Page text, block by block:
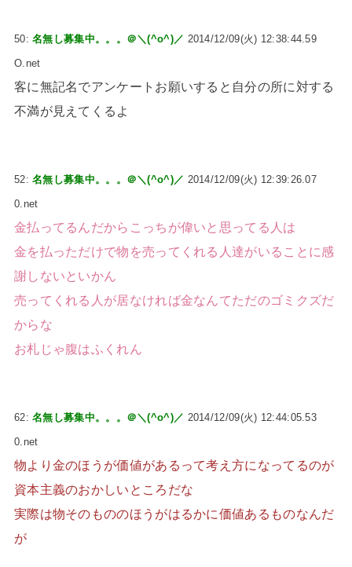
50:名無し募集中。。。＠＼(^o^)／ 2014/12/09(火) 12:38:44.59
O.net
客に無記名でアンケートお願いすると自分の所に対する
不満が見えてくるよ
52:名無し募集中。。。＠＼(^o^)／ 2014/12/09(火) 12:39:26.07
0.net
金払ってるんだからこっちが偉いと思ってる人は
金を払っただけで物を売ってくれる人達がいることに感
謝しないといかん
売ってくれる人が居なければ金なんてただのゴミクズだ
からな
お札じゃ腹はふくれん
62:名無し募集中。。。＠＼(^o^)／ 2014/12/09(火) 12:44:05.53
0.net
物より金のほうが価値があるって考え方になってるのが
資本主義のおかしいところだな
実際は物そのもののほうがはるかに価値あるものなんだ
が